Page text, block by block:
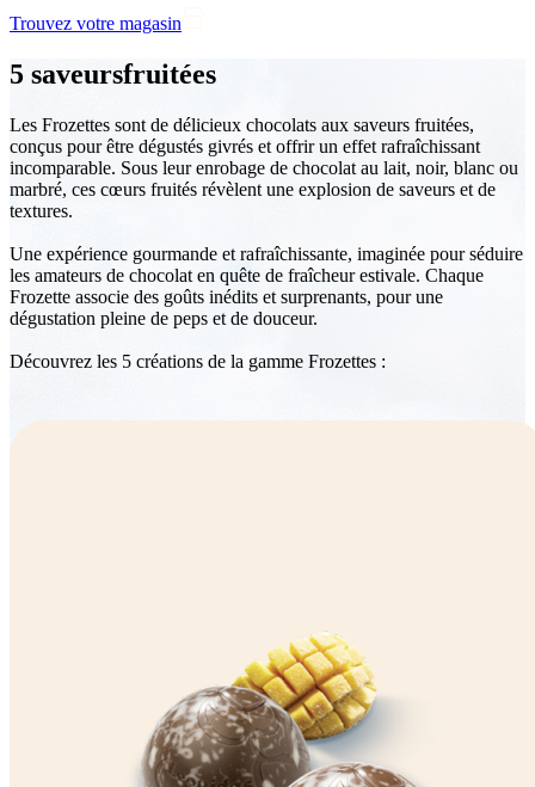
Trouvez votre magasin
5 saveursfruitées
Les Frozettes sont de délicieux chocolats aux saveurs fruitées,
conçus pour être dégustés givrés et offrir un effet rafraîchissant
incomparable. Sous leur enrobage de chocolat au lait, noir, blanc ou
marbré, ces cœurs fruités révèlent une explosion de saveurs et de
textures.
Une expérience gourmande et rafraîchissante, imaginée pour séduire
les amateurs de chocolat en quête de fraîcheur estivale. Chaque
Frozette associe des goûts inédits et surprenants, pour une
dégustation pleine de peps et de douceur.
Découvrez les 5 créations de la gamme Frozettes :